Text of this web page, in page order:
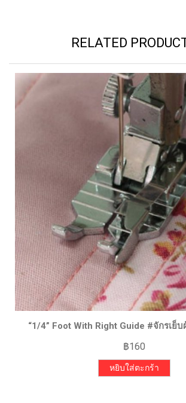
RELATED
“1/4” Foot With Right Guide #จักรเย็
฿160
หยิบใส่ตะกร้า